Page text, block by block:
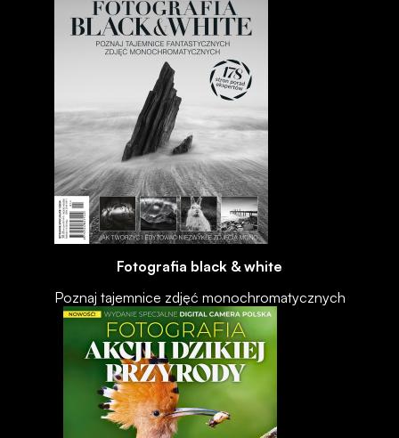
Fotografia black & white
Poznaj tajemnice zdjęć monochromatycznych